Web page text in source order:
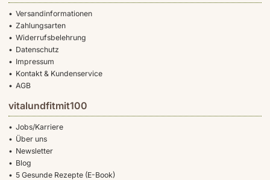
Versandinformationen
Zahlungsarten
Widerrufsbelehrung
Datenschutz
Impressum
Kontakt & Kundenservice
AGB
vitalundfitmit100
Jobs/Karriere
Über uns
Newsletter
Blog
5 Gesunde Rezepte (E-Book)